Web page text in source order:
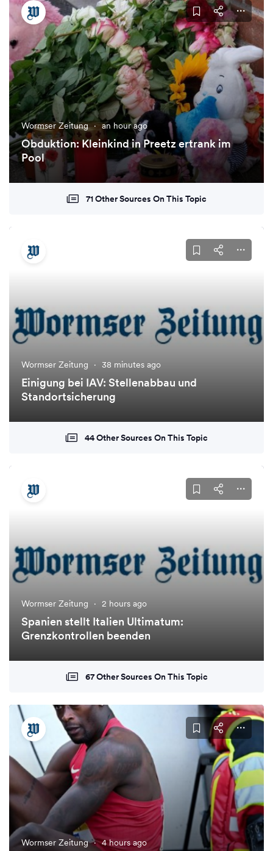
Wormser Zeitung · an hour ago
Obduktion: Kleinkind in Preetz ertrank im
Pool
71 Other Sources On This Topic
Wormser Zeitung · 38 minutes ago
Einigung bei IAV: Stellenabbau und
Standortsicherung
44 Other Sources On This Topic
Wormser Zeitung · 2 hours ago
Spanien stellt Italien Ultimatum:
Grenzkontrollen beenden
67 Other Sources On This Topic
Wormser Zeitung · 4 hours ago